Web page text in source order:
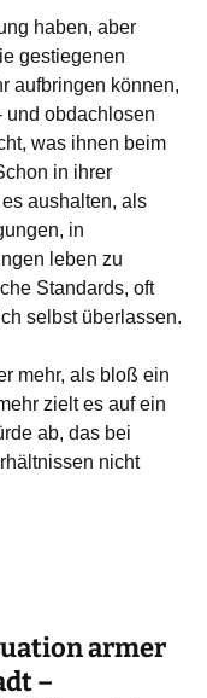
haben, aber
gestiegenen
aufbringen können,
und obdachlosen
was ihnen beim
in ihrer
aushalten, als
in
leben zu
Standards, oft
selbst überlassen.
mehr, als bloß ein
zielt es auf ein
ab, das bei
nicht
Menschen in der
armer
–